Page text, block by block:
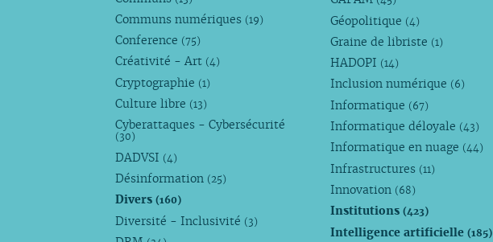
Communs numériques (19)
Conference (75)
Créativité - Art (4)
Cryptographie (1)
Culture libre (13)
Cyberattaques - Cybersécurité
(30)
DADVSI (4)
Désinformation (25)
Divers(160)
Diversité - Inclusivité (3)
Géopolitique (4)
Graine de libriste (1)
HADOPI (14)
Inclusion numérique (6)
Informatique (67)
Informatique déloyale (43)
Informatique en nuage (44)
Infrastructures (11)
Innovation (68)
Institutions(423)
Intelligence artificielle(185)